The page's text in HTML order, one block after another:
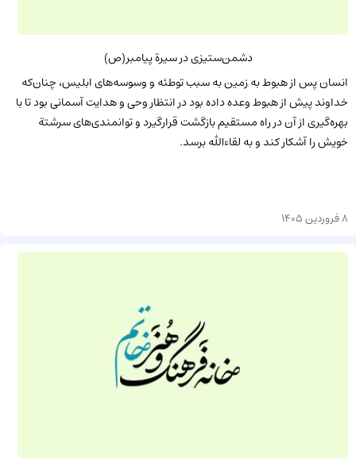
دشمن‌ستیزی در سیرة پیامبر(ص)
انسان پس از هبوط به زمین به سبب توطئه و وسوسه‌های ابلیس، چنان‌که
خداوند پیش از هبوط وعده داده بود در انتظار وحی و هدایت آسمانی بود تا با
بهره‌گیری از آن در راه مستقیم بازگشت قرارگیرد و توانمندی‌های سرشتة
خویش را آشکار کند و به لقاءالله برسد.
8 فروردین 1405